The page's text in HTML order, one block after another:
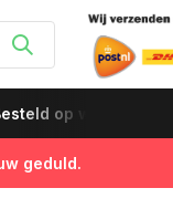
op
geduld.